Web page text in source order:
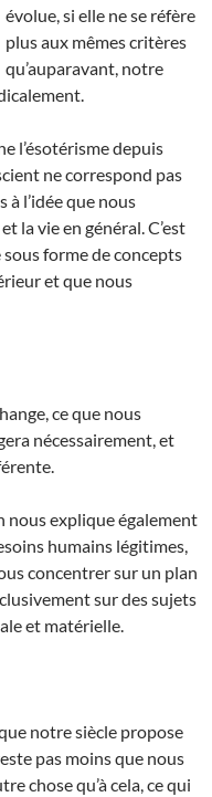
évolue, si elle ne se réfère
plus aux mêmes critères
qu’auparavant, notre
l’ésotérisme depuis
ne correspond pas
à l’idée que nous
la vie en général. C’est
forme de concepts
et que nous
ce que nous
nécessairement, et
nous explique également
humains légitimes,
concentrer sur un plan
sur des sujets
et matérielle.
notre siècle propose
pas moins que nous
chose qu’à cela, ce qui